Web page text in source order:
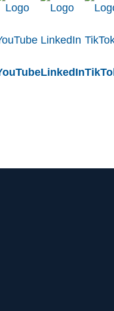
LinkedIn